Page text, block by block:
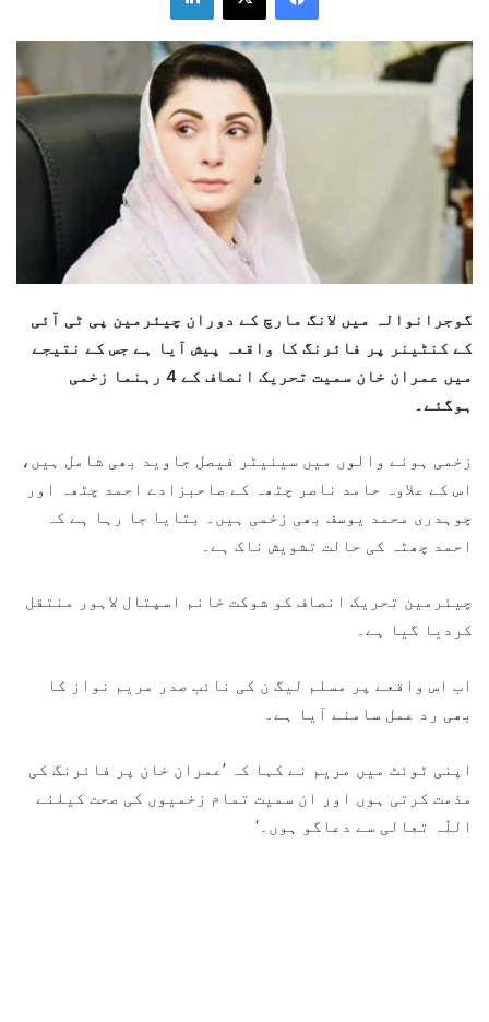
گوجرانوالہ میں لانگ مارچ کے دوران چیئرمین پی ٹی آئی
کے کنٹینر پر فائرنگ کا واقعہ پیش آیا ہے جس کے نتیجے
میں عمران خان سمیت تحریک انصاف کے 4 رہنما زخمی
ہوگئے۔
زخمی ہونے والوں میں سینیٹر فیصل جاوید بھی شامل ہیں،
اس کے علاوہ حامد ناصر چٹھہ کے صاحبزادے احمد چٹھہ اور
چوہدری محمد یوسف بھی زخمی ہیں۔ بتایا جا رہا ہے کہ
احمد چھٹہ کی حالت تشویش ناک ہے۔
چیئرمین تحریک انصاف کو شوکت خانم اسپتال لاہور منتقل
کردیا گیا ہے۔
اب اس واقعے پر مسلم لیگ ن کی نائب صدر مریم نواز کا
بھی رد عمل سامنے آیا ہے۔
اپنی ٹوئٹ میں مریم نے کہا کہ ’عمران خان پر فائرنگ کی
مذمت کرتی ہوں اور ان سمیت تمام زخمیوں کی صحت کیلئے
اللّہ تعالی سے دعاگو ہوں۔‘